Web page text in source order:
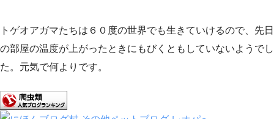
トゲオアガマたちは６０度の世界でも生きていけるので、先日
の部屋の温度が上がったときにもびくともしていないようでし
た。元気で何よりです。